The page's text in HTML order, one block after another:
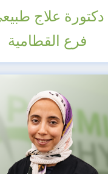
دكتورة علاج
فرع القطامية